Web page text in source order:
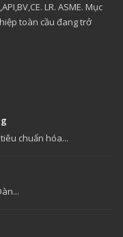
LR. ASME. Mục
toàn cầu đang trở
tiêu chuẩn hóa...